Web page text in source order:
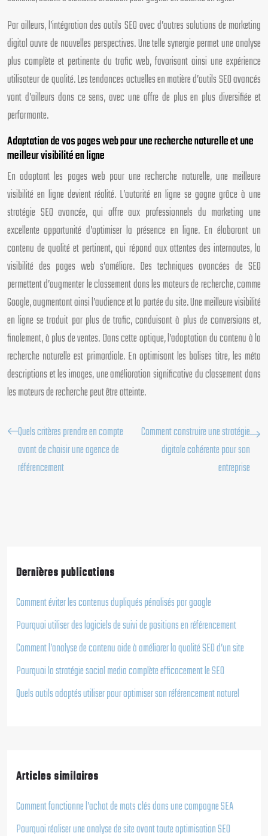
Par ailleurs, l’intégration des outils SEO avec d’autres solutions de marketing
digital ouvre de nouvelles perspectives. Une telle synergie permet une analyse
plus complète et pertinente du trafic web, favorisant ainsi une expérience
utilisateur de qualité. Les tendances actuelles en matière d’outils SEO avancés
vont d’ailleurs dans ce sens, avec une offre de plus en plus diversifiée et
performante.
Adaptation de vos pages web pour une recherche naturelle et une
meilleur visibilité en ligne
En adaptant les pages web pour une recherche naturelle, une meilleure
visibilité en ligne devient réalité. L’autorité en ligne se gagne grâce à une
stratégie SEO avancée, qui offre aux professionnels du marketing une
excellente opportunité d’optimiser la présence en ligne. En élaborant un
contenu de qualité et pertinent, qui répond aux attentes des internautes, la
visibilité des pages web s’améliore. Des techniques avancées de SEO
permettent d’augmenter le classement dans les moteurs de recherche, comme
Google, augmentant ainsi l’audience et la portée du site. Une meilleure visibilité
en ligne se traduit par plus de trafic, conduisant à plus de conversions et,
finalement, à plus de ventes. Dans cette optique, l’adaptation du contenu à la
recherche naturelle est primordiale. En optimisant les balises titre, les méta
descriptions et les images, une amélioration significative du classement dans
les moteurs de recherche peut être atteinte.
Quels critères prendre en compte
avant de choisir une agence de
référencement
Comment construire une stratégie
digitale cohérente pour son
entreprise
Dernières publications
Comment éviter les contenus dupliqués pénalisés par google
Pourquoi utiliser des logiciels de suivi de positions en référencement
Comment l’analyse de contenu aide à améliorer la qualité SEO d’un site
Pourquoi la stratégie social media complète efficacement le SEO
Quels outils adaptés utiliser pour optimiser son référencement naturel
Articles similaires
Comment fonctionne l’achat de mots clés dans une campagne SEA
Pourquoi réaliser une analyse de site avant toute optimisation SEO